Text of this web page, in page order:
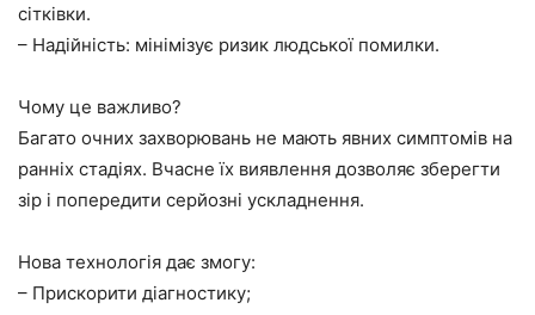
сітківки.
– Надійність: мінімізує ризик людської помилки.
Чому це важливо?
Багато очних захворювань не мають явних симптомів на
ранніх стадіях. Вчасне їх виявлення дозволяє зберегти
зір і попередити серйозні ускладнення.
Нова технологія дає змогу:
– Прискорити діагностику;